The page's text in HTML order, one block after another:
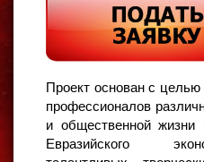
Проект основан с
профессионалов
и общественной жизни
Евразийского